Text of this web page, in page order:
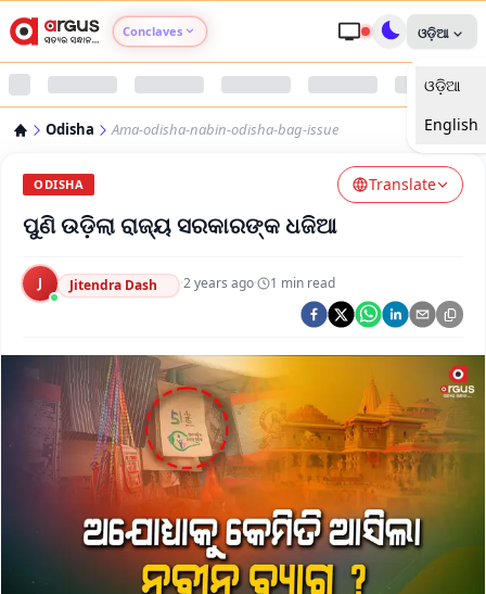
Conclaves
Argus Swaad Odisha
Argus Chalo Dekhein Apna Desh
ଓଡ଼ିଆ
ଓଡ଼ିଆ
English
Odisha Ama-odisha-nabin-odisha-bag-issue
ODISHA Translate
ପୁଣି ଉଡ଼ିଲା ରାଜ୍ୟ ସରକାରଙ୍କ ଧଜିଆ
J Jitendra Dash ·2 years ago· 1 min read